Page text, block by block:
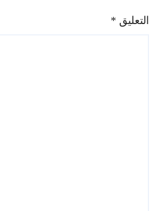
التعليق*